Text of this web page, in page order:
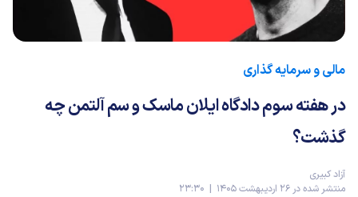
مالی و سرمایه گذاری
در هفته سوم دادگاه ایلان ماسک و سم آلتمن چه
گذشت؟
آزاد کبیری
منتشر شده در 26 اردیبهشت 1405 | 23:30